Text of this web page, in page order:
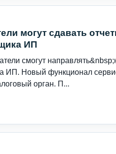
могут сдавать
ИП
смогут
ИП. Новый функционал
орган. П...